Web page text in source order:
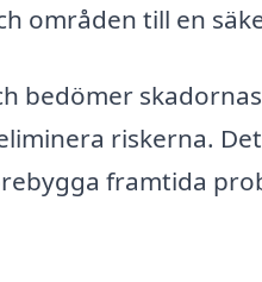
områden till en
bedömer
riskerna.
framtida